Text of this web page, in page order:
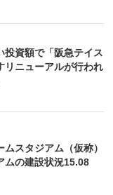
投資額で「阪急テイス
リニューアルが行われ
スタジアム（仮称）
ムの建設状況15.08